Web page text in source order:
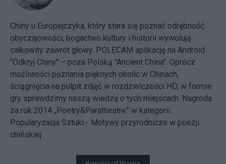
Chiny u Europejczyka, który stara się poznać odrębność
obyczajowości, bogactwo kultury i historii wywołują
całkowity zawrót głowy. POLECAM aplikację na Android
"Odkryj Chiny" – poza Polską "Ancient China". Oprócz
możliwości poznania pięknych okolic w Chinach,
ściągnięcia na pulpit zdjęć w rozdzielczości HD, w formie
gry sprawdzimy naszą wiedzę o tych miejscach. Nagroda
za rok 2014 „Poetry&Paratheatre” w kategorii:
Popularyzacja Sztuki - Motywy przyrodnicze w poezji
chińskiej